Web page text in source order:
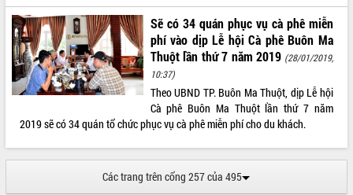
Sẽ có 34 quán phục vụ cà phê miễn
phí vào dịp Lễ hội Cà phê Buôn Ma
Thuột lần thứ 7 năm 2019 (28/01/2019,
10:37)
Theo UBND TP. Buôn Ma Thuột, dịp Lễ hội
Cà phê Buôn Ma Thuột lần thứ 7 năm
2019 sẽ có 34 quán tổ chức phục vụ cà phê miễn phí cho du khách.
Các trang trên cổng 257 của 495